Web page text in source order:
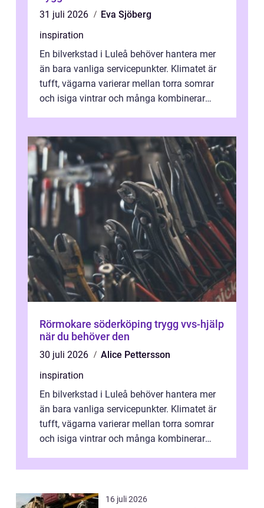
31 juli 2026
Eva Sjöberg
inspiration
En bilverkstad i Luleå behöver hantera mer
än bara vanliga servicepunkter. Klimatet är
tufft, vägarna varierar mellan torra somrar
och isiga vintrar och många kombinerar
Rörmokare söderköping trygg vvs-hjälp
när du behöver den
30 juli 2026
Alice Pettersson
inspiration
En bilverkstad i Luleå behöver hantera mer
än bara vanliga servicepunkter. Klimatet är
tufft, vägarna varierar mellan torra somrar
och isiga vintrar och många kombinerar
16 juli 2026